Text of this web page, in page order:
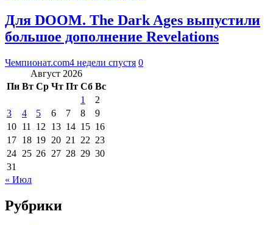
Для DOOM. The Dark Ages выпустили
большое дополнение Revelations
Чемпионат.com4 недели спустя 0
Август 2026
Пн Вт Ср Чт Пт Сб Вс
1
2
3
4 5 6 7 8
9
10 11 12 13 14 15 16
17 18 19 20 21 22 23
24 25 26 27 28 29 30
31
« Июл
Рубрики